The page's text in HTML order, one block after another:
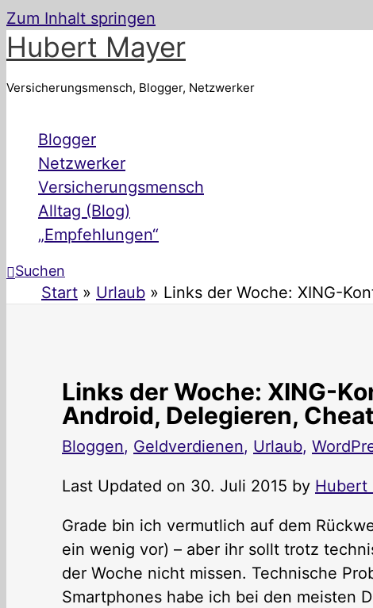
Zum Inhalt springen
Hubert Mayer
Versicherungsmensch, Blogger, Netzwerker
Blogger
Netzwerker
Versicherungsmensch
Alltag (Blog)
„Empfehlungen“
Suchen
Start Urlaub Links der Woche: XING-
Links der Woche: XING-
Android, Delegieren,
Bloggen, Geldverdienen, Urlaub,
Last Updated on 30. Juli 2015 by Hubert
Grade bin ich vermutlich auf dem
ein wenig vor) – aber ihr sollt trotz
der Woche nicht missen. Technische
Smartphones habe ich bei den meisten